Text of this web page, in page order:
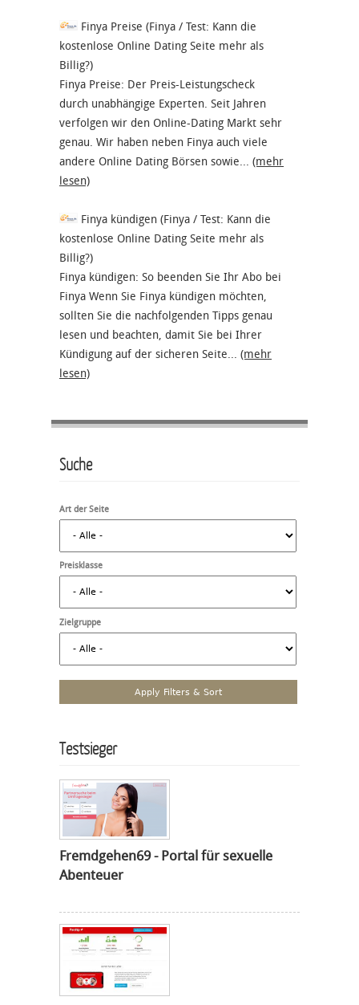
Finya Preise (Finya / Test: Kann die
kostenlose Online Dating Seite mehr als
Billig?)
Finya Preise: Der Preis-Leistungscheck
durch unabhängige Experten. Seit Jahren
verfolgen wir den Online-Dating Markt sehr
genau. Wir haben neben Finya auch viele
andere Online Dating Börsen sowie... (mehr
lesen)
Finya kündigen (Finya / Test: Kann die
kostenlose Online Dating Seite mehr als
Billig?)
Finya kündigen: So beenden Sie Ihr Abo bei
Finya Wenn Sie Finya kündigen möchten,
sollten Sie die nachfolgenden Tipps genau
lesen und beachten, damit Sie bei Ihrer
Kündigung auf der sicheren Seite... (mehr
lesen)
Suche
Art der Seite
Preisklasse
Zielgruppe
Testsieger
Fremdgehen69 - Portal für sexuelle
Abenteuer